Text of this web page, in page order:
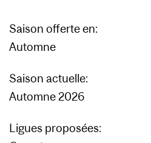
Saison offerte en:
Automne
Saison actuelle:
Automne 2026
Ligues proposées: